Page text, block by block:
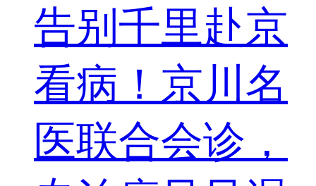
告别千里赴京
看病！京川名
医联合会诊，